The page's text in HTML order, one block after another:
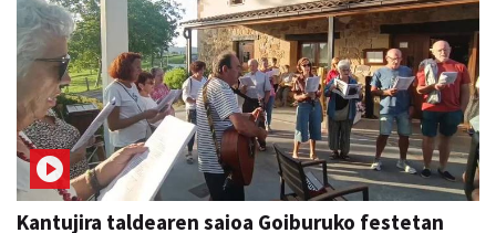
Kantujira taldearen saioa Goiburuko festetan